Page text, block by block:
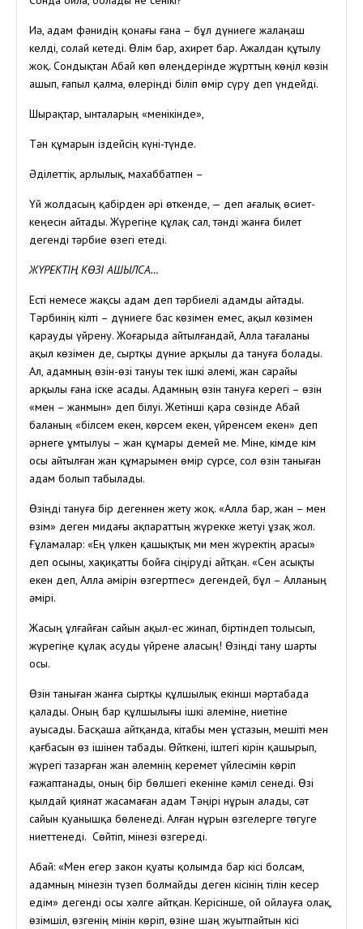
Иә, адам фәнидің қонағы ғана – бұл дүниеге жалаңаш
келді, солай кетеді. Өлім бар, ахирет бар. Ажалдан құтылу
жоқ. Сондықтан Абай көп өлеңдерінде жұрттың көңіл көзін
ашып, ғапыл қалма, өлеріңді біліп өмір сүру деп үндейді.
Шырақтар, ынталарың «менікінде»,
Тән құмарын іздейсің күні-түнде.
Әділеттік, арлылық, махаббатпен –
Үй жолдасың қабірден әрі өткенде, — деп ағалық өсиет-
кеңесін айтады. Жүрегіңе құлақ сал, тәнді жанға билет
дегенді тәрбие өзегі етеді.
ЖҮРЕКТІҢ КӨЗІ АШЫЛСА…
Есті немесе жақсы адам деп тәрбиелі адамды айтады.
Тәрбинің кілті – дүниеге бас көзімен емес, ақыл көзімен
қарауды үйрену. Жоғарыда айтылғандай, Алла тағаланы
ақыл көзімен де, сыртқы дүние арқылы да тануға болады.
Ал, адамның өзін-өзі тануы тек ішкі әлемі, жан сарайы
арқылы ғана іске асады. Адамның өзін тануға керегі – өзін
«мен – жанмын» деп білуі. Жетінші қара сөзінде Абай
баланың «білсем екен, көрсем екен, үйренсем екен» деп
әрнеге ұмтылуы – жан құмары демей ме. Міне, кімде кім
осы айтылған жан құмарымен өмір сүрсе, сол өзін таныған
адам болып табылады.
Өзіңді тануға бір дегеннен жету жоқ. «Алла бар, жан – мен
өзім» деген мидағы ақпараттың жүрекке жетуі ұзақ жол.
Ғұламалар: «Ең үлкен қашықтық ми мен жүректің арасы»
деп осыны, хақиқатты бойға сіңіруді айтқан. «Сен асықты
екен деп, Алла әмірін өзгертпес» дегендей, бұл – Алланың
әмірі.
Жасың ұлғайған сайын ақыл-ес жинап, біртіндеп толысып,
жүрегіңе құлақ асуды үйрене аласың! Өзіңді тану шарты
осы.
Өзін таныған жанға сыртқы құлшылық екінші мәртабада
қалады. Оның бар құлшылығы ішкі әлеміне, ниетіне
ауысады. Басқаша айтқанда, кітабы мен ұстазын, мешіті мен
қағбасын өз ішінен табады. Өйткені, іштегі кірін қашырып,
жүрегі тазарған жан әлемнің керемет үйлесімін көріп
ғажаптанады, оның бір бөлшегі екеніне кәміл сенеді. Өзі
қылдай қиянат жасамаған адам Тәңірі нұрын алады, сәт
сайын қуанышқа бөленеді. Алған нұрын өзгелерге төгуге
ниеттенеді. Сөйтіп, мінезі өзгереді.
Абай: «Мен егер закон қуаты қолымда бар кісі болсам,
адамның мінезін түзеп болмайды деген кісінің тілін кесер
едім» дегенді осы хәлге айтқан. Керісінше, ой ойлауға олақ,
өзімшіл, өзгенің мінін көріп, өзіне шаң жуытпайтын кісі